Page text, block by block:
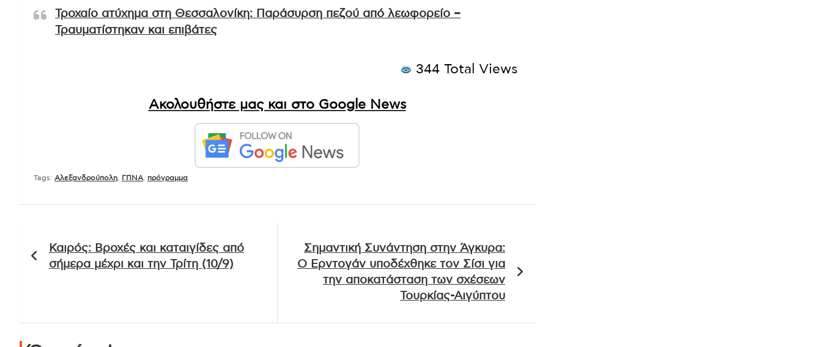
Τροχαίο ατύχημα στη Θεσσαλονίκη: Παράσυρση πεζού από λεωφορείο –
Τραυματίστηκαν και επιβάτες
344 Total Views
Ακολουθήστε μας και στο Google News
Tags: Αλεξανδρούπολη ΓΠΝΑ πρόγραμμα
άρθρων
Καιρός: Βροχές και καταιγίδες από
σήμερα μέχρι και την Τρίτη (10/9)
Σημαντική Συνάντηση στην Άγκυρα:
Ο Ερντογάν υποδέχθηκε τον Σίσι για
την αποκατάσταση των σχέσεων
Τουρκίας-Αιγύπτου